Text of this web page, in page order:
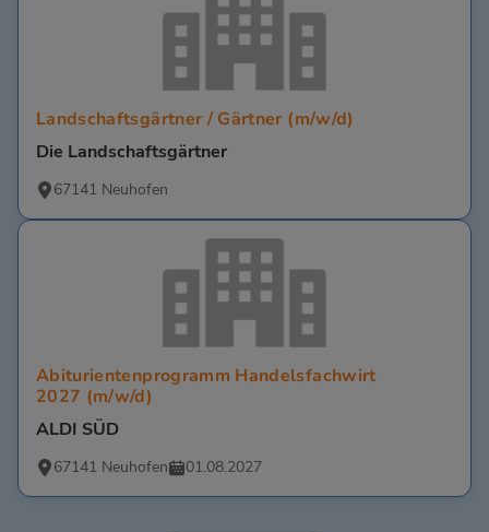
Landschaftsgärtner / Gärtner (m/w/d)
Die Landschaftsgärtner
67141 Neuhofen
Abiturientenprogramm Handelsfachwirt
2027 (m/w/d)
ALDI SÜD
67141 Neuhofen 01.08.2027